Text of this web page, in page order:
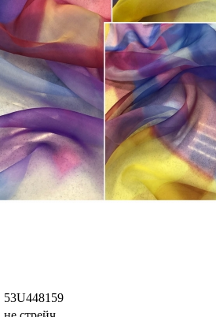
53U448159